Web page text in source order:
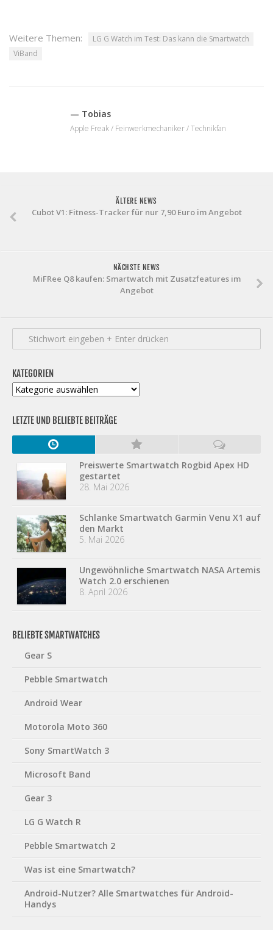
Weitere Themen:
LG G Watch im Test: Das kann die Smartwatch
ViBand
— Tobias
Apple Freak / Feinwerkmechaniker / Technikfan
ÄLTERE NEWS
Cubot V1: Fitness-Tracker für nur 7,90 Euro im Angebot
NÄCHSTE NEWS
MiFRee Q8 kaufen: Smartwatch mit Zusatzfeatures im
Angebot
KATEGORIEN
Kategorien
LETZTE UND BELIEBTE BEITRÄGE
Preiswerte Smartwatch Rogbid Apex HD
gestartet
28. Mai 2026
Schlanke Smartwatch Garmin Venu X1 auf
den Markt
5. Mai 2026
Ungewöhnliche Smartwatch NASA Artemis
Watch 2.0 erschienen
8. April 2026
BELIEBTE SMARTWATCHES
Gear S
Pebble Smartwatch
Android Wear
Motorola Moto 360
Sony SmartWatch 3
Microsoft Band
Gear 3
LG G Watch R
Pebble Smartwatch 2
Was ist eine Smartwatch?
Android-Nutzer? Alle Smartwatches für Android-
Handys